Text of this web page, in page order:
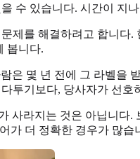
수 있습니다. 시간이 지
를 해결하려고 합니다
봅니다.
몇 년 전에 그 라벨을
투기보다, 당사자가 선
사라지는 것은 아닙니
가 더 정확한 경우가 많습